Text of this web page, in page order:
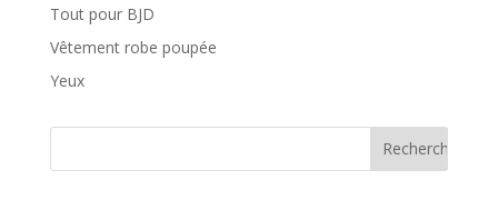
Tout pour BJD
Vêtement robe poupée
Yeux